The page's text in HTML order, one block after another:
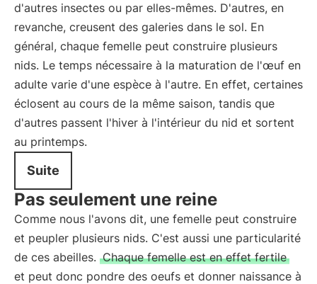
d'autres insectes ou par elles-mêmes. D'autres, en
revanche, creusent des galeries dans le sol. En
général, chaque femelle peut construire plusieurs
nids. Le temps nécessaire à la maturation de l'œuf en
adulte varie d'une espèce à l'autre. En effet, certaines
éclosent au cours de la même saison, tandis que
d'autres passent l'hiver à l'intérieur du nid et sortent
au printemps.
Suite
Pas seulement une reine
Comme nous l'avons dit, une femelle peut construire
et peupler plusieurs nids. C'est aussi une particularité
de ces abeilles. Chaque femelle est en effet fertile
et peut donc pondre des oeufs et donner naissance à